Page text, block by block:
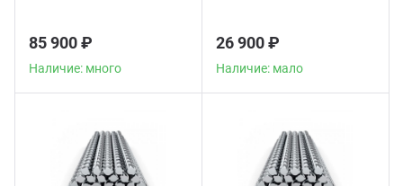
85 900 ₽
Наличие: много
26 900 ₽
Наличие: мало